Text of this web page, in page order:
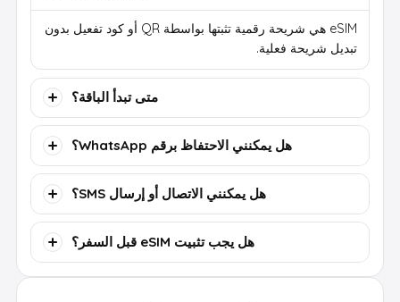
eSIM هي شريحة رقمية تثبتها بواسطة QR أو كود تفعيل بدون
تبديل شريحة فعلية.
متى تبدأ الباقة؟
هل يمكنني الاحتفاظ برقم WhatsApp؟
هل يمكنني الاتصال أو إرسال SMS؟
هل يجب تثبيت eSIM قبل السفر؟